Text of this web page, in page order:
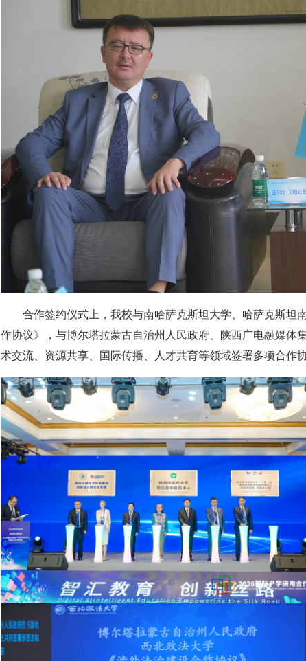
合作签约仪式上，我校与南哈萨克斯坦大学、哈萨克斯坦
作协议》，与博尔塔拉蒙古自治州人民政府、陕西广电融媒体
术交流、资源共享、国际传播、人才共育等领域签署多项合作协